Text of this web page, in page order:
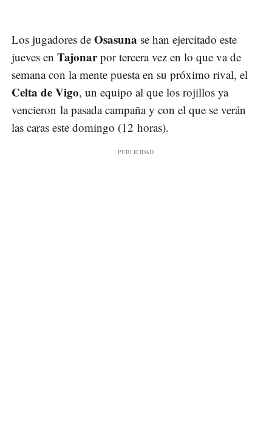
Los jugadores de Osasuna se han ejercitado este
jueves en Tajonarpor tercera vez en lo que va de
semana con la mente puesta en su próximo rival, el
Celta de Vigo, un equipo al que los rojillos ya
vencieron la pasada campaña y con el que se verán
las caras este domingo (12 horas).